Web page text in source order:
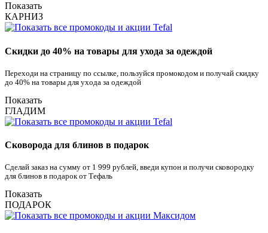
Показать
КАРНИЗ
Скидки до 40% на товары для ухода за одеждой
Переходи на страницу по ссылке, пользуйся промокодом и получай скидку
до 40% на товары для ухода за одеждой
Показать
ГЛАДИМ
Сковорода для блинов в подарок
Сделай заказ на сумму от 1 999 рублей, введи купон и получи сковородку
для блинов в подарок от Тефаль
Показать
ПОДАРОК